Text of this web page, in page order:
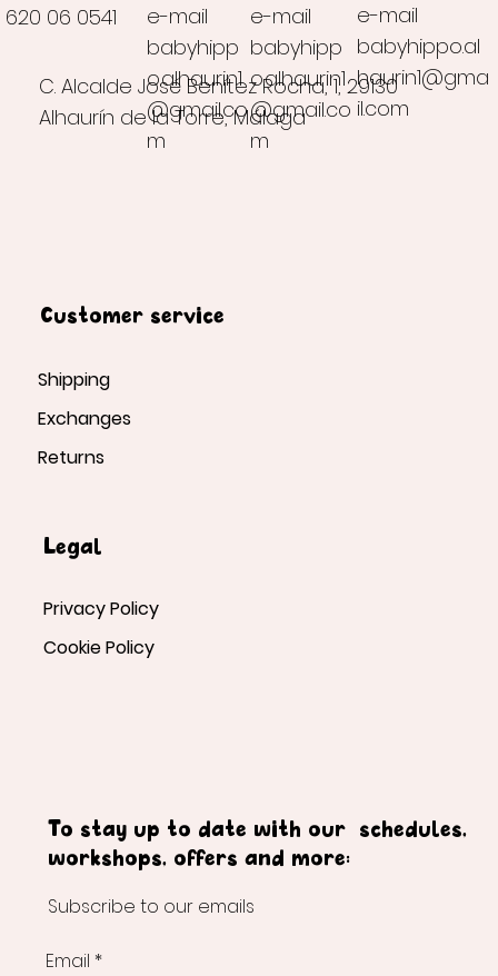
e-mail
babyhipp
o.alhaurin1
@gmail.co
m
620 06 0541
e-mail
babyhippo.al
haurin1@gma
il.com
C. Alcalde José Benítez Rocha, 1, 29130
Alhaurín de la Torre, Málaga
e-mail
babyhipp
o.alhaurin1
@gmail.co
m
Customer service
Shipping
Exchanges
Returns
Legal
Privacy Policy
Cookie Policy
To stay up to date with our schedules,
workshops, offers and more:
Subscribe to our emails
Email *